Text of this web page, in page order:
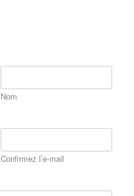
Nom
Confirmez l’e-mail